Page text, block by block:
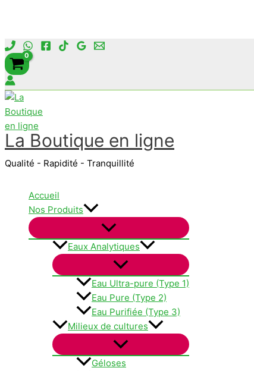
Aller
au
contenu
La Boutique en ligne
Qualité - Rapidité - Tranquillité
Accueil
Nos Produits
Eaux Analytiques
Eau Ultra-pure (Type 1)
Eau Pure (Type 2)
Eau Purifiée (Type 3)
Milieux de cultures
Géloses